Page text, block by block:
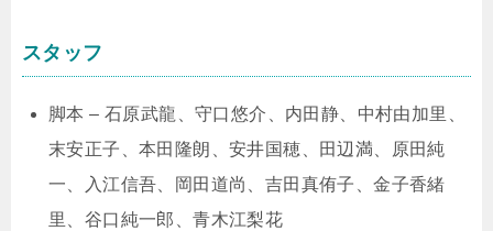
スタッフ
脚本 – 石原武龍、守口悠介、内田静、中村由加里、
末安正子、本田隆朗、安井国穂、田辺満、原田純
一、入江信吾、岡田道尚、吉田真侑子、金子香緒
里、谷口純一郎、青木江梨花